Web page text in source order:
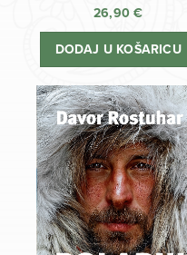
26,90€
DODAJ U KOŠARICU